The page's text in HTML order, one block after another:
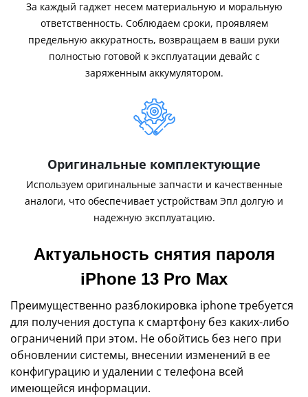
За каждый гаджет несем материальную и моральную
ответственность. Соблюдаем сроки, проявляем
предельную аккуратность, возвращаем в ваши руки
полностью готовой к эксплуатации девайс с
заряженным аккумулятором.
Оригинальные комплектующие
Используем оригинальные запчасти и качественные
аналоги, что обеспечивает устройствам Эпл долгую и
надежную эксплуатацию.
Актуальность снятия пароля
iPhone 13 Pro Max
Преимущественно разблокировка iphone требуется
для получения доступа к смартфону без каких-либо
ограничений при этом. Не обойтись без него при
обновлении системы, внесении изменений в ее
конфигурацию и удалении с телефона всей
имеющейся информации.